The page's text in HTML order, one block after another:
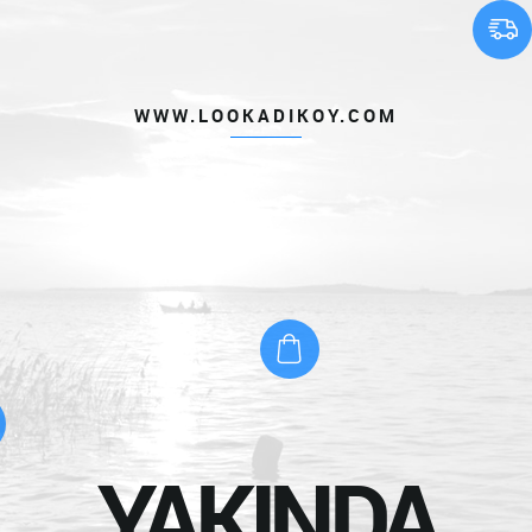
WWW.LOOKADIKOY.COM